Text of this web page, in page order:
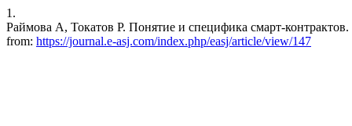
1.
Раймова А, Токатов Р. Понятие и специфика смарт-
from: https://journal.e-asj.com/index.php/easj/article/view/147